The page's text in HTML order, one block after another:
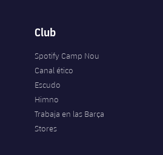
Club
Spotify Camp Nou
Canal ético
Escudo
Himno
Trabaja en las Barça
Stores